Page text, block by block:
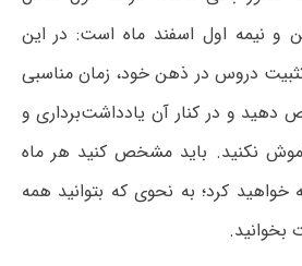
و نیمه اول اسفند ماه است: در این
دروس در ذهن خود، زمان مناسبی
دهید و در کنار آن یادداشت‌برداری و
نکنید. باید مشخص کنید هر ماه
خواهید کرد؛ به نحوی که بتوانید همه
بخوانید.